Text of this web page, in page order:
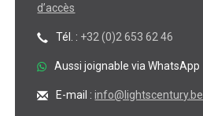
d’accès
Tél. : +32 (0)2 653 62 46
Aussi joignable via WhatsApp
E-mail :info@lightscentury.be